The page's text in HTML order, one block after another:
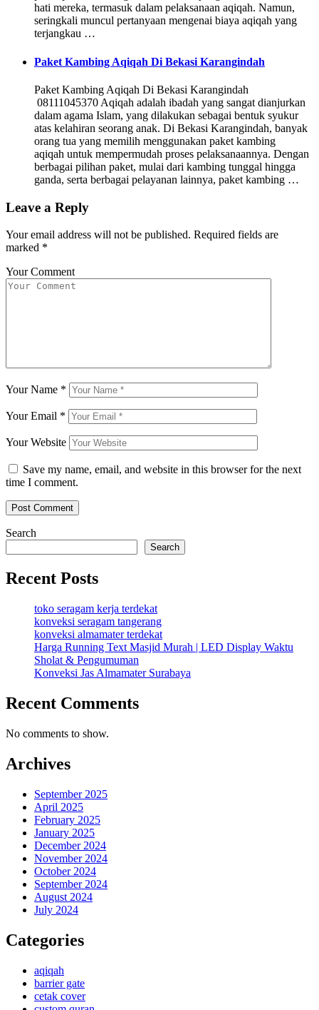
hati mereka, termasuk dalam pelaksanaan aqiqah. Namun,
seringkali muncul pertanyaan mengenai biaya aqiqah yang
terjangkau …
Paket Kambing Aqiqah Di Bekasi Karangindah
Paket Kambing Aqiqah Di Bekasi Karangindah
08111045370 Aqiqah adalah ibadah yang sangat dianjurkan
dalam agama Islam, yang dilakukan sebagai bentuk syukur
atas kelahiran seorang anak. Di Bekasi Karangindah, banyak
orang tua yang memilih menggunakan paket kambing
aqiqah untuk mempermudah proses pelaksanaannya. Dengan
berbagai pilihan paket, mulai dari kambing tunggal hingga
ganda, serta berbagai pelayanan lainnya, paket kambing …
Leave a Reply
Your email address will not be published. Required fields are
marked *
Your Comment
Your Name *
Your Email *
Your Website
Save my name, email, and website in this browser for the next
time I comment.
Search
Search
Recent Posts
toko seragam kerja terdekat
konveksi seragam tangerang
konveksi almamater terdekat
Harga Running Text Masjid Murah | LED Display Waktu
Sholat & Pengumuman
Konveksi Jas Almamater Surabaya
Recent Comments
No comments to show.
Archives
September 2025
April 2025
February 2025
January 2025
December 2024
November 2024
October 2024
September 2024
August 2024
July 2024
Categories
aqiqah
barrier gate
cetak cover